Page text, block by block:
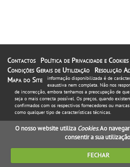
Contactos
Política de Privacidade e Cookies
Condições Gerais de Utilização
Resolução
Mapa do Site
informação disponibilizada é de
exaustiva nem completa. Não nos
de incorrecção, embora tenhamos a preocupação de
seja o mais correcta possível. Os preços, quando
confirmados com os respectivos fornecedores ou
como qualquer tipo de características técnicas.
O nosso website utiliza Cookies. Ao
consentir a sua
FECHAR